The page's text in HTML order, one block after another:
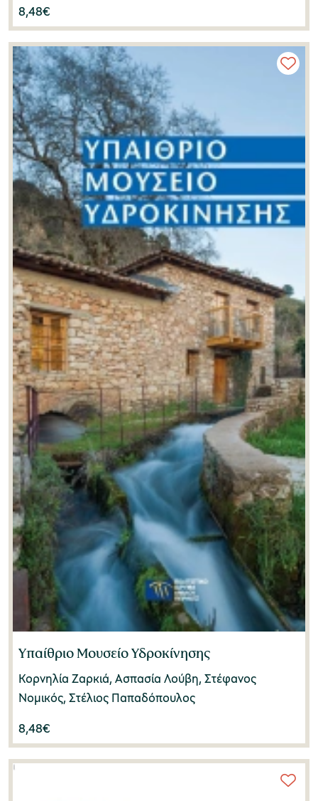
8,48€
Υπαίθριο Μουσείο Υδροκίνησης
Κορνηλία Ζαρκιά, Ασπασία Λούβη, Στέφανος
Νομικός, Στέλιος Παπαδόπουλος
8,48€